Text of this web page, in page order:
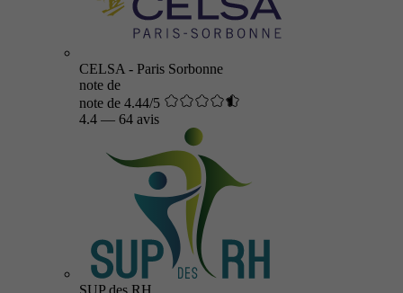
CELSA - Paris Sorbonne
note de
note de 4.44/5
4.4 — 64 avis
SUP des RH